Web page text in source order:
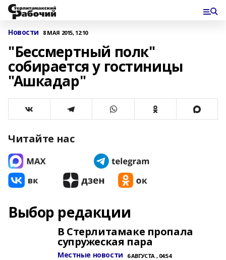
Новости 8 МАЯ 2015, 12:10
"Бессмертный полк"
собирается у гостиницы
"Ашкадар"
Читайте нас
Выбор редакции
В Стерлитамаке пропала
супружеская пара
Местные новости 6 АВГУСТА , 04:54